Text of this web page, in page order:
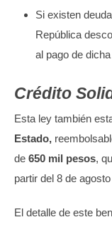
Si existen
República
al pago de
Crédito
Esta ley también
Estado,
de 650 mil pesos,
partir del 8 de
El detalle de este